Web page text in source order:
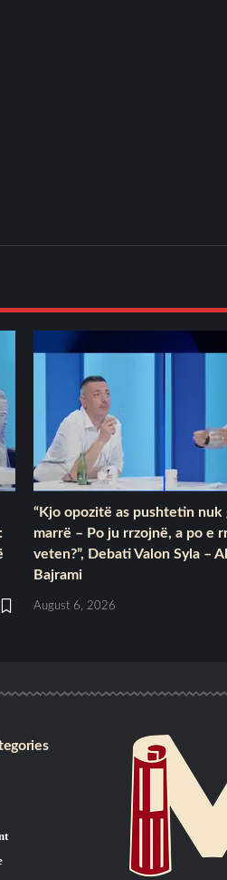
“Kjo opozitë as pushtetin nuk
marrë – Po ju rrzojnë, a po e
veten?”, Debati Valon Syla –
Bajrami
August 6, 2026